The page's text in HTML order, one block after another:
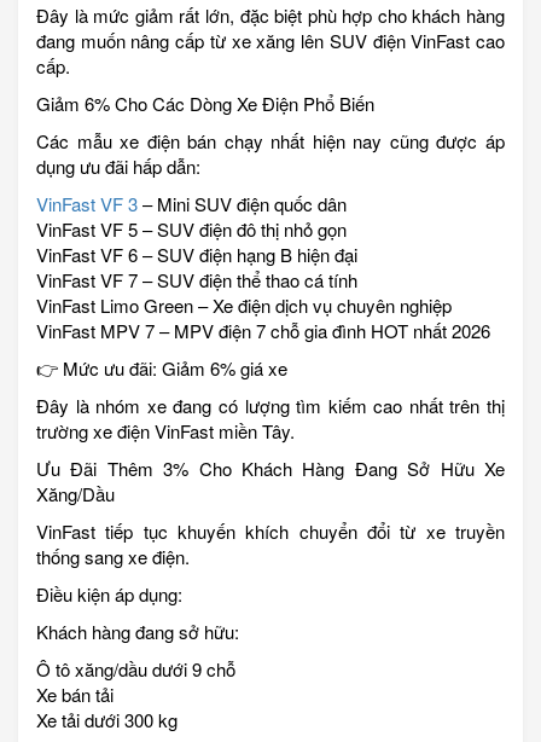
Đây là mức giảm rất lớn, đặc biệt phù hợp cho khách hàng
đang muốn nâng cấp từ xe xăng lên SUV điện VinFast cao
cấp.
Giảm 6% Cho Các Dòng Xe Điện Phổ Biến
Các mẫu xe điện bán chạy nhất hiện nay cũng được áp
dụng ưu đãi hấp dẫn:
VinFast VF 3– Mini SUV điện quốc dân
VinFast VF 5 – SUV điện đô thị nhỏ gọn
VinFast VF 6 – SUV điện hạng B hiện đại
VinFast VF 7 – SUV điện thể thao cá tính
VinFast Limo Green – Xe điện dịch vụ chuyên nghiệp
VinFast MPV 7 – MPV điện 7 chỗ gia đình HOT nhất 2026
👉 Mức ưu đãi: Giảm 6% giá xe
Đây là nhóm xe đang có lượng tìm kiếm cao nhất trên thị
trường xe điện VinFast miền Tây.
Ưu Đãi Thêm 3% Cho Khách Hàng Đang Sở Hữu Xe
Xăng/Dầu
VinFast tiếp tục khuyến khích chuyển đổi từ xe truyền
thống sang xe điện.
Điều kiện áp dụng:
Khách hàng đang sở hữu:
Ô tô xăng/dầu dưới 9 chỗ
Xe bán tải
Xe tải dưới 300 kg